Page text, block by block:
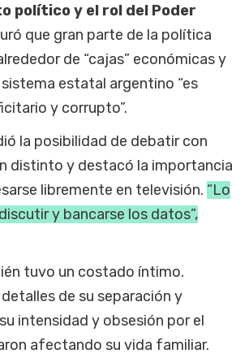
político y el rol del Poder
que gran parte de la política
de “cajas” económicas y
estatal argentino “es
y corrupto”.
la posibilidad de debatir con
distinto y destacó la importancia
libremente en televisión. “Lo
y bancarse los datos”,
tuvo un costado íntimo.
de su separación y
intensidad y obsesión por el
afectando su vida familiar.